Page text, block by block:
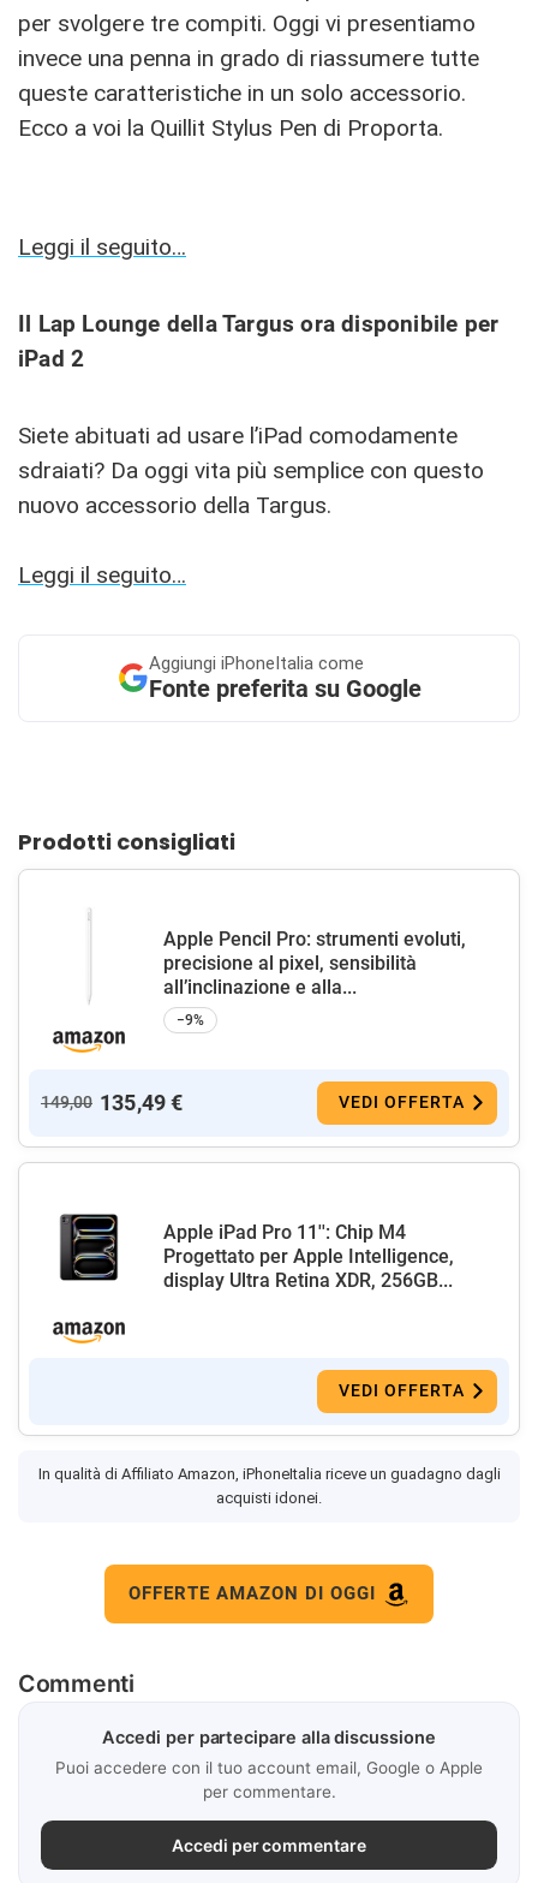
per svolgere tre compiti. Oggi vi presentiamo
invece una penna in grado di riassumere tutte
queste caratteristiche in un solo accessorio.
Ecco a voi la Quillit Stylus Pen di Proporta.
Leggi il seguito…
Il Lap Lounge della Targus ora disponibile per
iPad 2
Siete abituati ad usare l’iPad comodamente
sdraiati? Da oggi vita più semplice con questo
nuovo accessorio della Targus.
Leggi il seguito…
Aggiungi iPhoneItalia come
Fonte preferita su Google
Prodotti consigliati
Apple Pencil Pro: strumenti evoluti,
precisione al pixel, sensibilità
all’inclinazione e alla...
−9%
149,00 135,49 € VEDI OFFERTA
Apple iPad Pro 11'': Chip M4
Progettato per Apple Intelligence,
display Ultra Retina XDR, 256GB...
VEDI OFFERTA
In qualità di Affiliato Amazon, iPhoneItalia riceve un guadagno dagli
acquisti idonei.
OFFERTE AMAZON DI OGGI
Commenti
Accedi per partecipare alla discussione
Puoi accedere con il tuo account email, Google o Apple
per commentare.
Accedi per commentare